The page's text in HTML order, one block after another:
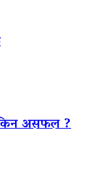
किन असफल ?